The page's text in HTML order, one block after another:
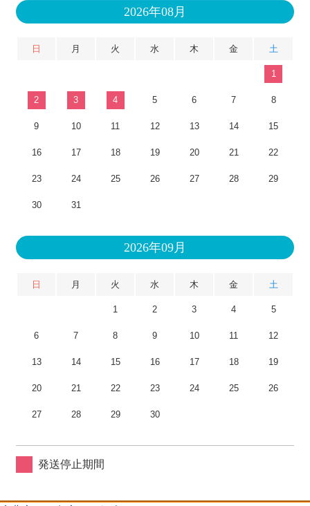
2026年08月
日 月 火 水 木 金 土
1
2 3 4 5 6 7 8
9 10 11 12 13 14 15
16 17 18 19 20 21 22
23 24 25 26 27 28 29
30 31
2026年09月
日 月 火 水 木 金 土
1 2 3 4 5
6 7 8 9 10 11 12
13 14 15 16 17 18 19
20 21 22 23 24 25 26
27 28 29 30
発送停止期間